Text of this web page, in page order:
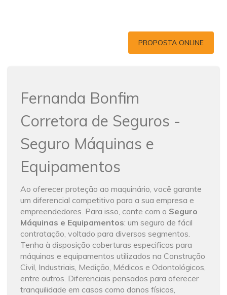
PROPOSTA ONLINE
Fernanda Bonfim
Corretora de Seguros -
Seguro Máquinas e
Equipamentos
Ao oferecer proteção ao maquinário, você garante
um diferencial competitivo para a sua empresa e
empreendedores. Para isso, conte com o Seguro
Máquinas e Equipamentos: um seguro de fácil
contratação, voltado para diversos segmentos.
Tenha à disposição coberturas especificas para
máquinas e equipamentos utilizados na Construção
Civil, Industriais, Medição, Médicos e Odontológicos,
entre outros. Diferenciais pensados para oferecer
tranquilidade em casos como danos físicos,